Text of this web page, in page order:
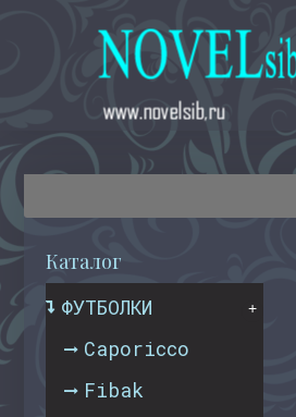
Каталог
ФУТБОЛКИ
+
Caporicco
Fibak